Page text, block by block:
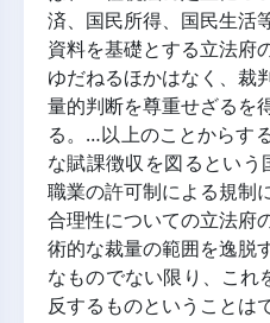
済、国民所得、国民生活
資料を基礎とする立法府
ゆだねるほかはなく、裁
量的判断を尊重せざるを
る。…以上のことからす
な賦課徴収を図るとい
職業の許可制による規制
合理性についての立法府
術的な裁量の範囲を逸脱
なものでない限り、これ
反するものということは